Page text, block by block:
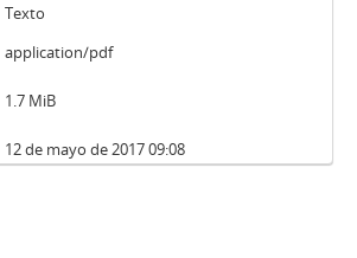
Texto
application/pdf
1.7 MiB
12 de mayo de 2017 09:08